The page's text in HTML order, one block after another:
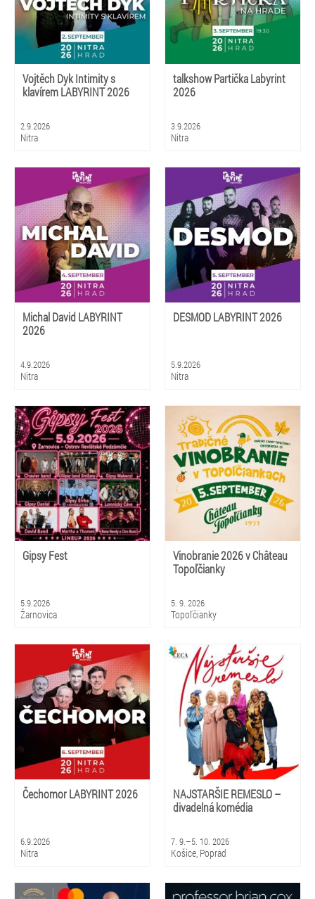
Vojtěch Dyk Intimity s
klavírem LABYRINT 2026
2.9.2026
Nitra
talkshow Partička Labyrint
2026
3.9.2026
Nitra
Michal David LABYRINT
2026
4.9.2026
Nitra
DESMOD LABYRINT 2026
5.9.2026
Nitra
Gipsy Fest
5.9.2026
Žarnovica
Vinobranie 2026 v Château
Topoľčianky
5. 9. 2026
Topoľčianky
Čechomor LABYRINT 2026
6.9.2026
Nitra
NAJSTARŠIE REMESLO –
divadelná komédia
7. 9.–5. 10. 2026
Košice, Poprad